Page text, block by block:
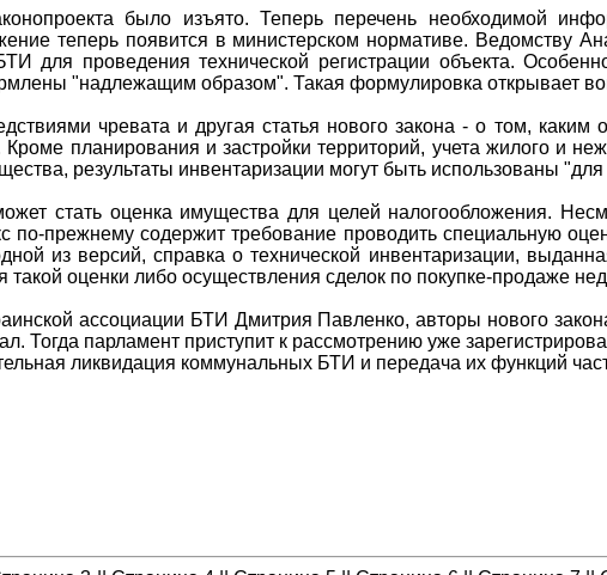
было изъято. Теперь перечень необходимой
теперь появится в министерском нормативе. Ведомству
для проведения технической регистрации объекта.
"надлежащим образом". Такая формулировка открывает
чревата и другая статья нового закона - о том,
Кроме планирования и застройки территорий, учета жилого и
результаты инвентаризации могут быть использованы
стать оценка имущества для целей налогообложения.
по-прежнему содержит требование проводить специальную
из версий, справка о технической инвентаризации,
оценки либо осуществления сделок по покупке-продаже
ассоциации БТИ Дмитрия Павленко, авторы нового
Тогда парламент приступит к рассмотрению уже
ликвидация коммунальных БТИ и передача их функций